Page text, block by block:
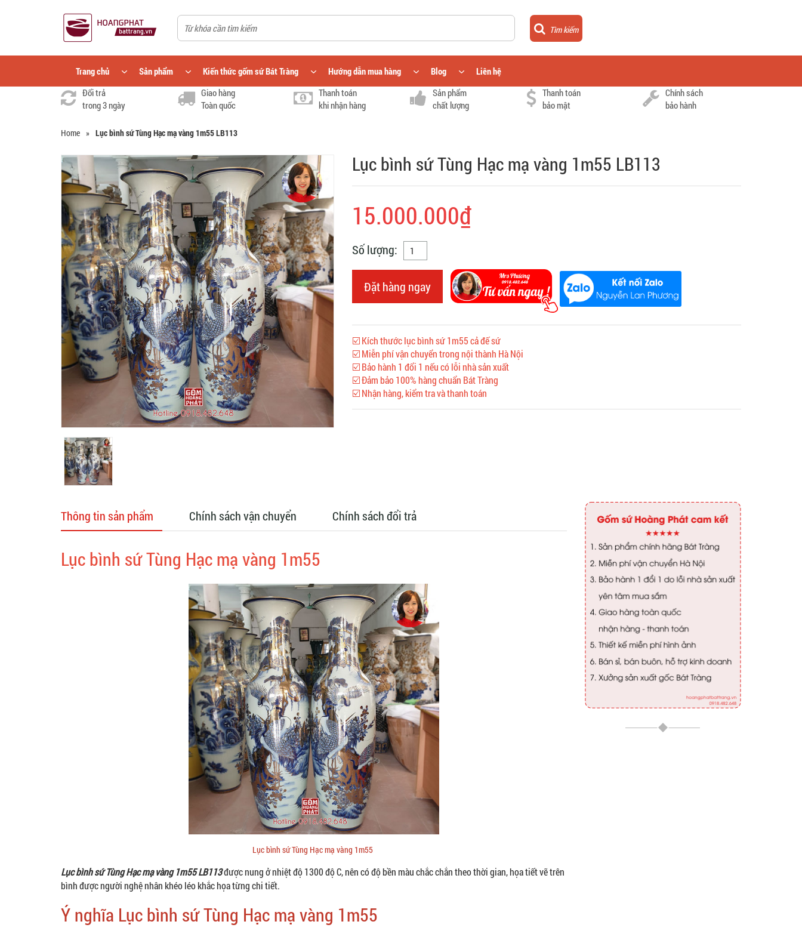
Tìm kiếm
Trang chủ Sản phẩm Kiến thức gốm sứ Bát Tràng Hướng dẫn mua hàng Blog
Liên hệ
Đổi trả
trong 3 ngày
Giao hàng
Toàn quốc
Thanh toán
khi nhận hàng
Sản phẩm
chất lượng
Thanh toán
bảo mật
Chính sách
bảo hành
Home » Lục bình sứ Tùng Hạc mạ vàng 1m55 LB113
Lục bình sứ Tùng Hạc mạ vàng 1m55 LB113
15.000.000₫
Số lượng:
Đặt hàng ngay
☑️ Kích thước lục bình sứ 1m55 cả đế sứ
☑️ Miễn phí vận chuyển trong nội thành Hà Nội
☑️ Bảo hành 1 đổi 1 nếu có lỗi nhà sản xuất
☑️ Đảm bảo 100% hàng chuẩn Bát Tràng
☑️ Nhận hàng, kiểm tra và thanh toán
Thông tin sản phẩm Chính sách vận chuyển Chính sách đổi trả
Lục bình sứ Tùng Hạc mạ vàng 1m55
Lục bình sứ Tùng Hạc mạ vàng 1m55
Lục bình sứ Tùng Hạc mạ vàng 1m55 LB113được nung ở nhiệt độ 1300 độ C, nên có độ bền màu chắc chắn theo thời gian, họa tiết vẽ trên
bình được người nghệ nhân khéo léo khắc họa từng chi tiết.
Ý nghĩa Lục bình sứ Tùng Hạc mạ vàng 1m55